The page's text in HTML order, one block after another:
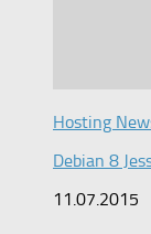
Hosting
Debian 8
11.07.2015